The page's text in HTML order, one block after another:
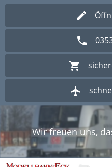
Wir freuen uns,
Herzlich
Wir freuen uns,
Herzlich